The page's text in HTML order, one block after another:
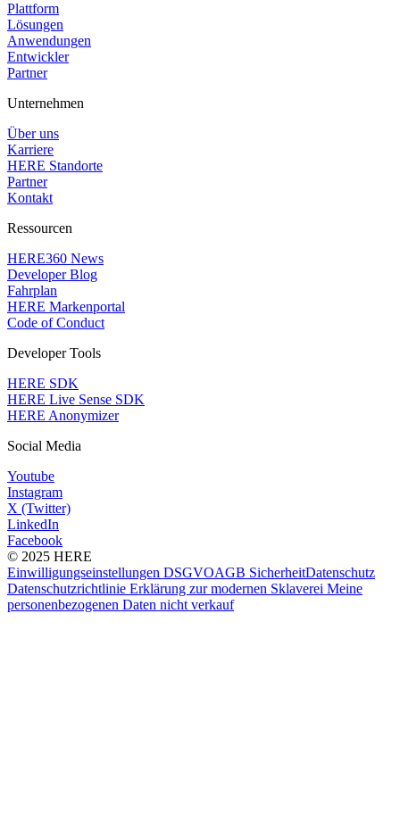
Plattform
Lösungen
Anwendungen
Entwickler
Partner
Unternehmen
Über uns
Karriere
HERE Standorte
Partner
Kontakt
Ressourcen
HERE360 News
Developer Blog
Fahrplan
HERE Markenportal
Code of Conduct
Developer Tools
HERE SDK
HERE Live Sense SDK
HERE Anonymizer
Social Media
Youtube
Instagram
X (Twitter)
LinkedIn
Facebook
© 2025 HERE
Einwilligungseinstellungen DSGVOAGB SicherheitDatenschutz
Datenschutzrichtlinie Erklärung zur modernen Sklaverei Meine
personenbezogenen Daten nicht verkauf